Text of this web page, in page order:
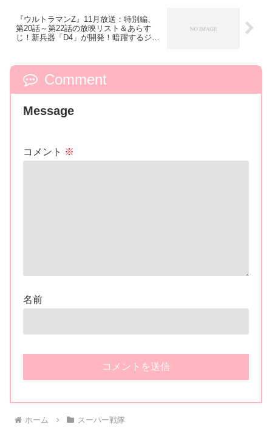
『ウルトラマンZ』11月放送：特別編、
第20話～第22話の放映リスト＆あらす
じ！新兵器「D4」が開発！暗躍するジャ
Comment
Message
コメント ※
名前
ホーム スーパー戦隊